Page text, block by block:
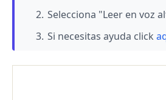
Selecciona "Leer en voz
Si necesitas ayuda click